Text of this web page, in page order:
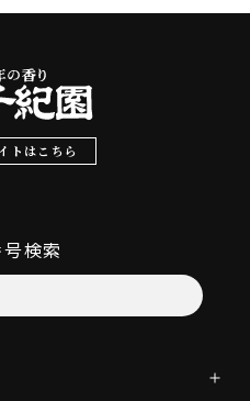
トはこちら
検索